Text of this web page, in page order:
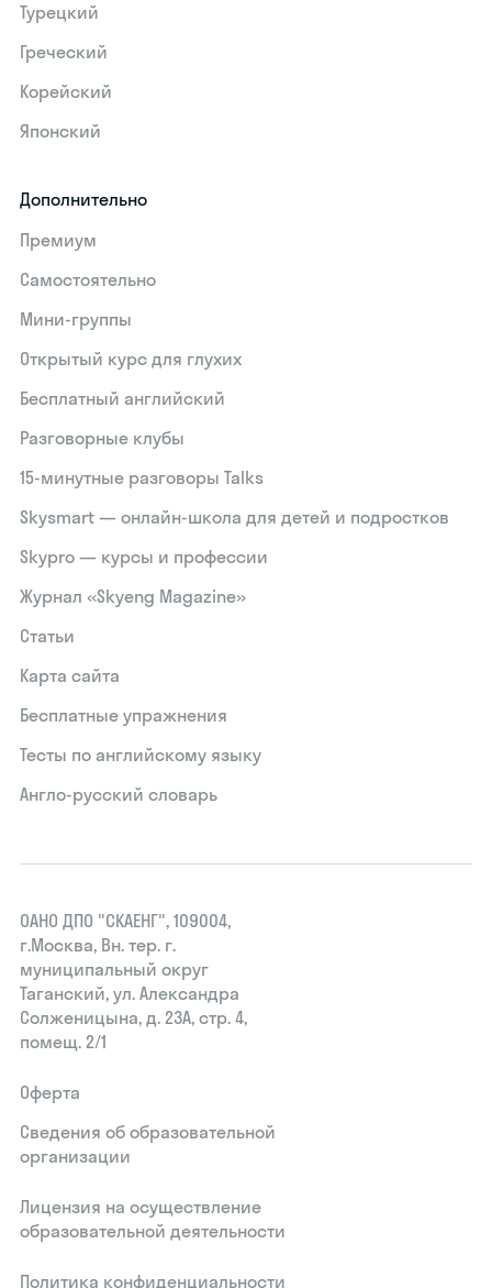
Турецкий
Греческий
Корейский
Японский
Дополнительно
Премиум
Самостоятельно
Мини-группы
Открытый курс для глухих
Бесплатный английский
Разговорные клубы
15‑минутные разговоры Talks
Skysmart — онлайн-школа для детей и подростков
Skypro — курсы и профессии
Журнал «Skyeng Magazine»
Статьи
Карта сайта
Бесплатные упражнения
Тесты по английскому языку
Англо-русский словарь
ОАНО ДПО "СКАЕНГ", 109004,
г.Москва, Вн. тер. г.
муниципальный округ
Таганский, ул. Александра
Солженицына, д. 23А, стр. 4,
помещ. 2/1
Оферта
Сведения об образовательной
организации
Лицензия на осуществление
образовательной деятельности
Политика конфиденциальности